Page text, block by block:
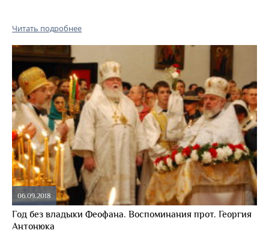
Читать подробнее
06.09.2018
Год без владыки Феофана. Воспоминания прот. Георгия
Антонюка